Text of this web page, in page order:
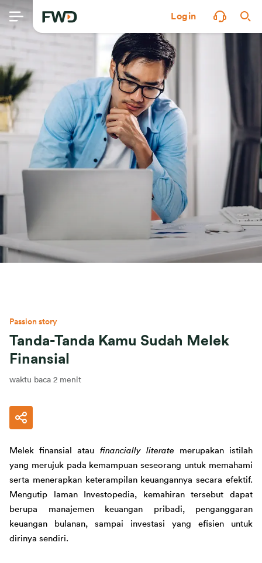
Login
Passion story
Tanda-Tanda Kamu Sudah Melek
Finansial
waktu baca 2 menit
Melek finansial atau financially literate merupakan istilah
yang merujuk pada kemampuan seseorang untuk memahami
serta menerapkan keterampilan keuangannya secara efektif.
Mengutip laman Investopedia,
kemahiran tersebut dapat
berupa manajemen keuangan pribadi, penganggaran
keuangan bulanan, sampai investasi yang efisien untuk
dirinya sendiri.